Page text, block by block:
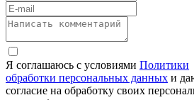
Я соглашаюсь с условиями Политики
обработки персональных данных и
согласие на обработку своих